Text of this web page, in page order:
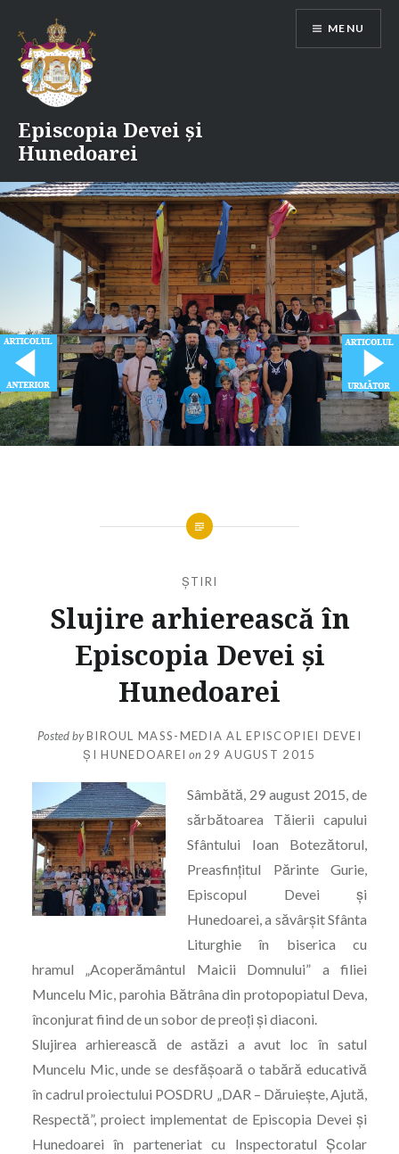
content
Episcopia Devei și
Hunedoarei
MENU
ȘTIRI
Slujire arhierească în
Episcopia Devei și
Hunedoarei
Posted byBIROUL MASS-MEDIA AL EPISCOPIEI DEVEI
ȘI HUNEDOAREI on 29 AUGUST 2015
Sâmbătă, 29 august 2015, de
sărbătoarea Tăierii capului
Sfântului Ioan Botezătorul,
Preasfințitul Părinte Gurie,
Episcopul Devei și
Hunedoarei, a săvârșit Sfânta
Liturghie în biserica cu
hramul „Acoperământul Maicii Domnului” a filiei
Muncelu Mic, parohia Bătrâna din protopopiatul Deva,
înconjurat fiind de un sobor de preoți și diaconi.
Slujirea arhierească de astăzi a avut loc în satul
Muncelu Mic, unde se desfășoară o tabără educativă
în cadrul proiectului POSDRU „DAR – Dăruiește, Ajută,
Respectă”, proiect implementat de Episcopia Devei și
Hunedoarei în parteneriat cu Inspectoratul Școlar